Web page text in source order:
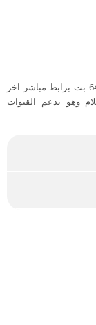
تنزيل برنامج بوت بلاير potplayer للكمبيوتر 32 بت و 64 بت برابط مباشر اخر
وهو يدعم القنوات